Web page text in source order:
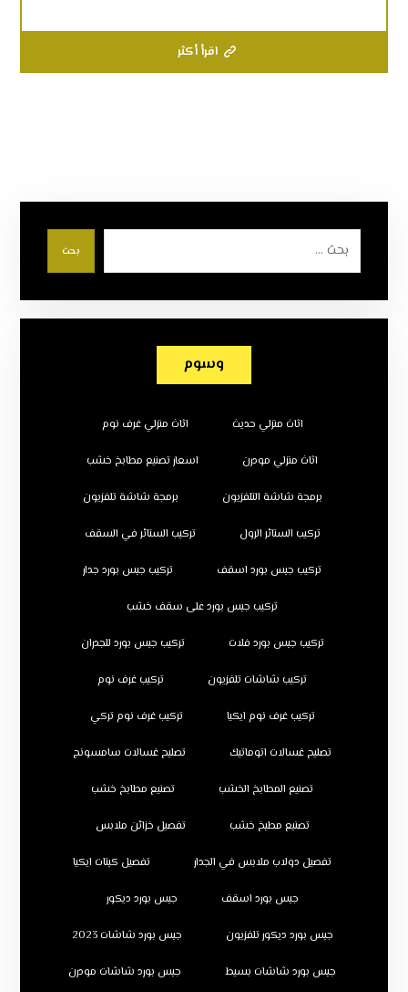
اقرأ أكثر
بحث
وسوم
اثاث منزلي حديث اثاث منزلي غرف نوم
اثاث منزلي مودرن اسعار تصنيع مطابخ خشب
برمجة شاشة التلفزيون برمجة شاشة تلفزيون
تركيب الستائر الرول تركيب الستائر في السقف
تركيب جبس بورد اسقف تركيب جبس بورد جدار
تركيب جبس بورد على سقف خشب
تركيب جبس بورد فلات تركيب جبس بورد للجدران
تركيب شاشات تلفزيون تركيب غرف نوم
تركيب غرف نوم ايكيا تركيب غرف نوم تركي
تصليح غسالات اتوماتيك تصليح غسالات سامسونج
تصنيع المطابخ الخشب تصنيع مطابخ خشب
تصنيع مطبخ خشب تفصيل خزائن ملابس
تفصيل دولاب ملابس في الجدار تفصيل كبتات ايكيا
جبس بورد اسقف جبس بورد ديكور
جبس بورد ديكور تلفزيون جبس بورد شاشات 2023
جبس بورد شاشات بسيط جبس بورد شاشات مودرن